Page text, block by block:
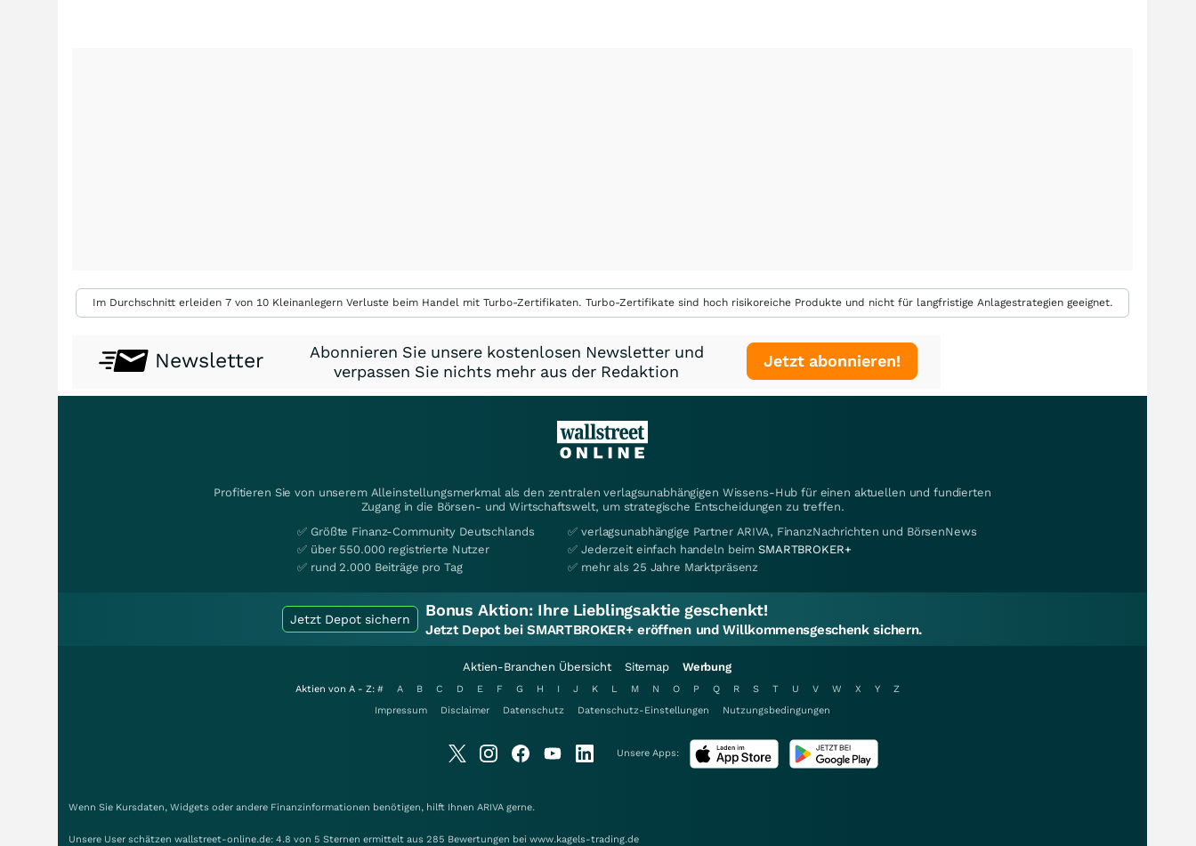
Im Durchschnitt erleiden 7 von 10 Kleinanlegern Verluste beim Handel mit Turbo-Zertifikaten. Turbo-Zertifikate sind hoch risikoreiche Produkte und nicht für langfristige Anlagestrategien geeignet.
Newsletter
Abonnieren Sie unsere kostenlosen Newsletter und
verpassen Sie nichts mehr aus der Redaktion
Jetzt abonnieren!
Profitieren Sie von unserem Alleinstellungsmerkmal als den zentralen verlagsunabhängigen Wissens-Hub für einen aktuellen und fundierten
Zugang in die Börsen- und Wirtschaftswelt, um strategische Entscheidungen zu treffen.
✅ Größte Finanz-Community Deutschlands
✅ über 550.000 registrierte Nutzer
✅ rund 2.000 Beiträge pro Tag
✅ verlagsunabhängige Partner ARIVA, FinanzNachrichten und BörsenNews
✅ Jederzeit einfach handeln beimSMARTBROKER+
✅ mehr als 25 Jahre Marktpräsenz
Jetzt Depot sichern Bonus Aktion: Ihre Lieblingsaktie geschenkt!
Jetzt Depot bei SMARTBROKER+ eröffnen und Willkommensgeschenk sichern.
Aktien-Branchen Übersicht Sitemap Werbung
Aktien von A - Z: # A B C D E F G H I J K L M N O P Q R S T U V W X Y
Z
Impressum
Disclaimer Datenschutz Datenschutz-Einstellungen Nutzungsbedingungen
Unsere Apps:
Wenn Sie Kursdaten, Widgets oder andere Finanzinformationen benötigen, hilft Ihnen ARIVA gerne.
Unsere User schätzen wallstreet-online.de: 4.8 von 5 Sternen ermittelt aus 285 Bewertungen bei www.kagels-trading.de